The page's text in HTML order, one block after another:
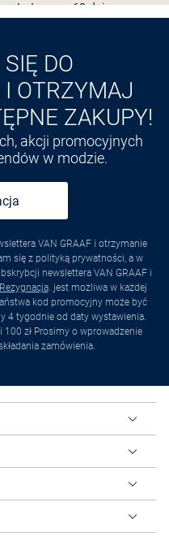
VANGRAAF
DO
OTRZYMAJ
ZAKUPY!
akcji promocyjnych
w modzie.
VAN GRAAF i otrzymanie
się z polityką prywatności, a w
newslettera VAN GRAAF i
Rezygnacja. jest możliwa w każdej
kod promocyjny może być
4 tygodnie od daty wystawienia.
zł Prosimy o wprowadzenie
zamówienia.